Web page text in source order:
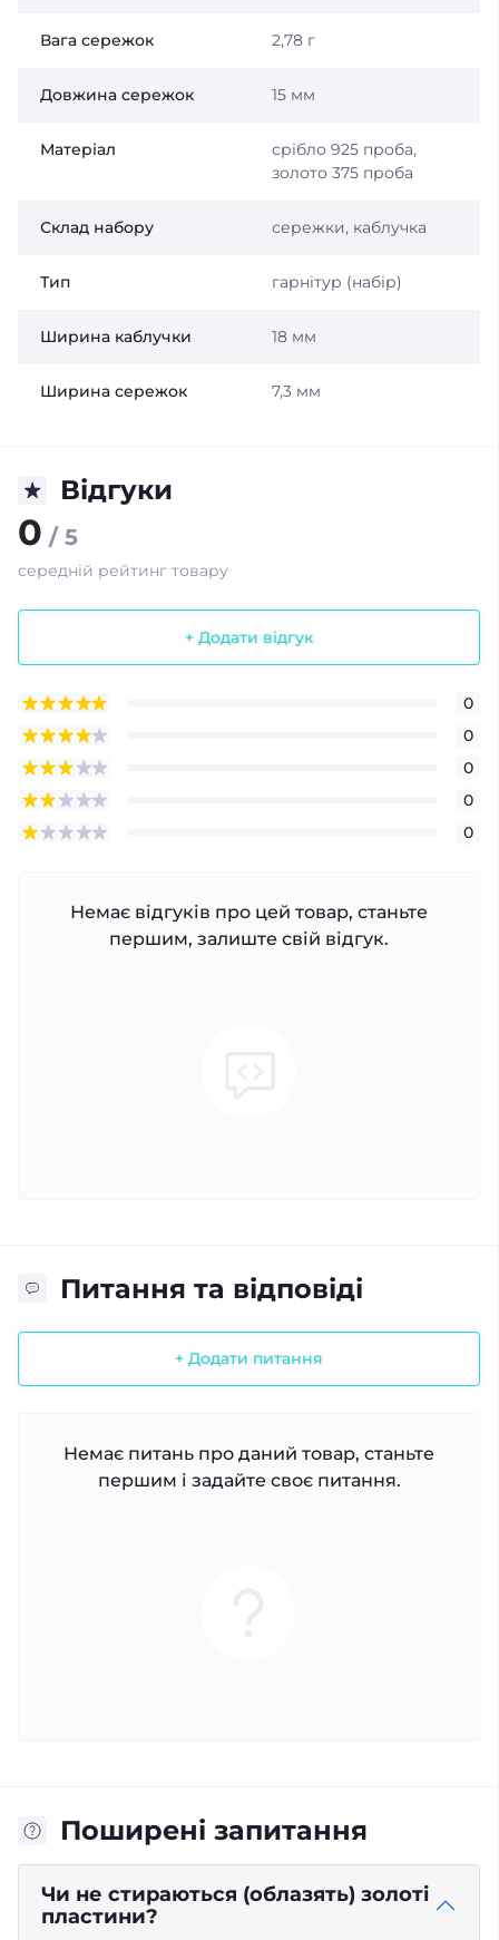
Вага сережок 2,78 г
Довжина сережок 15 мм
Матеріал
срібло 925 проба,
золото 375 проба
Склад набору сережки, каблучка
Тип гарнітур (набір)
Ширина каблучки 18 мм
Ширина сережок 7,3 мм
Відгуки
0 / 5
середній рейтинг товару
+ Додати відгук
0
0
0
0
0
Немає відгуків про цей товар, станьте
першим, залиште свій відгук.
Питання та відповіді
+ Додати питання
Немає питань про даний товар, станьте
першим і задайте своє питання.
Поширені запитання
Чи не стираються (облазять) золоті
пластини?